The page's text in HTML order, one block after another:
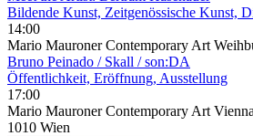
Bildende Kunst, Zeitgenössische Kunst,
14:00
Mario Mauroner Contemporary Art
Bruno Peinado / Skall / son:DA
Öffentlichkeit, Eröffnung, Ausstellung
17:00
Mario Mauroner Contemporary Art
1010 Wien